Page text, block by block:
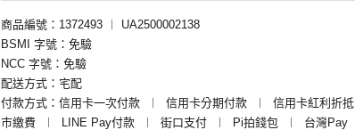
商品編號：1372493 ︱
UA2500002138
BSMI 字號：免驗
NCC 字號：免驗
配送方式：宅配
付款方式：信用卡一次付款
︱ 信用卡分期付款 ︱ 信用卡紅利折抵
市繳費
︱ LINE Pay付款 ︱ 街口支付 ︱ Pi拍錢包 ︱ 台灣Pay